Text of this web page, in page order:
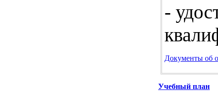
-
Документы об
Учебный план